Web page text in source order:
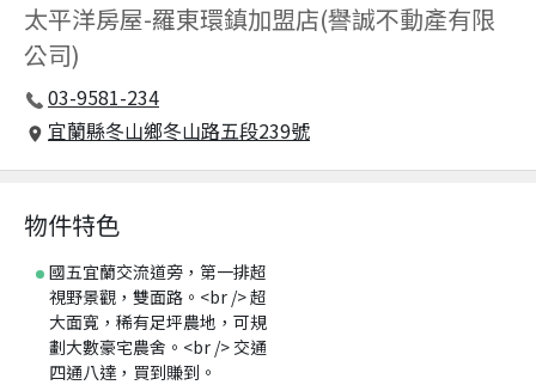
太平洋房屋-羅東環鎮加盟店(譽誠不動產有限
公司)
03-9581-234
宜蘭縣冬山鄉冬山路五段239號
物件特色
國五宜蘭交流道旁，第一排超
視野景觀，雙面路。<br /> 超
大面寬，稀有足坪農地，可規
劃大數豪宅農舍。<br /> 交通
四通八達，買到賺到。